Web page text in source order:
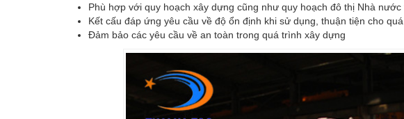
Phù hợp với quy hoạch xây dựng cũng như quy hoạch đô thị Nhà nước
Kết cấu đáp ứng yêu cầu về độ ổn định khi sử dụng, thuận tiện cho
Đảm bảo các yêu cầu về an toàn trong quá trình xây dựng